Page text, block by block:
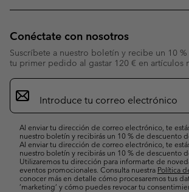
Conéctate con nosotros
Suscríbete a nuestro boletín y recibe un 10
tu primer pedido al gastar 120 € en artículos
Suscripción
de
correo
Al enviar tu dirección de correo electrónico, te
nuestro boletín y recibirás un 10 % de descuento
Al enviar tu dirección de correo electrónico, te
nuestro boletín y recibirás un 10 % de descuento
Utilizaremos tu dirección para informarte de
eventos promocionales. Consulta nuestra Política
conocer más en detalle cómo procesaremos tus
’marketing’ y cómo puedes revocar tu